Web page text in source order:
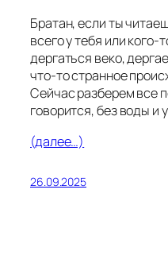
Братан, если ты
всего у тебя или кого-
дергаться веко,
что-то странное
Сейчас разберем все
говорится, без воды и
(далее…)
26.09.2025